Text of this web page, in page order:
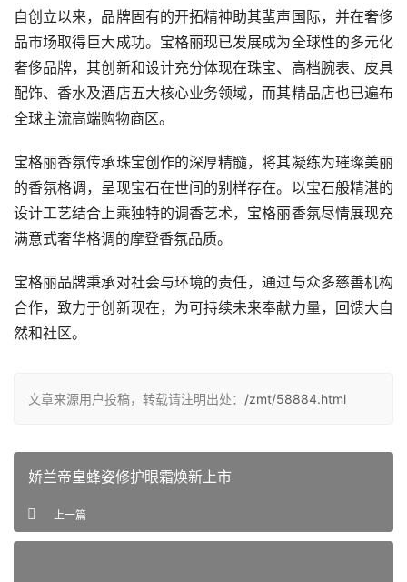
自创立以来，品牌固有的开拓精神助其蜚声国际，并在奢侈
品市场取得巨大成功。宝格丽现已发展成为全球性的多元化
奢侈品牌，其创新和设计充分体现在珠宝、高档腕表、皮具
配饰、香水及酒店五大核心业务领域，而其精品店也已遍布
全球主流高端购物商区。
宝格丽香氛传承珠宝创作的深厚精髓，将其凝练为璀璨美丽
的香氛格调，呈现宝石在世间的别样存在。以宝石般精湛的
设计工艺结合上乘独特的调香艺术，宝格丽香氛尽情展现充
满意式奢华格调的摩登香氛品质。
宝格丽品牌秉承对社会与环境的责任，通过与众多慈善机构
合作，致力于创新现在，为可持续未来奉献力量，回馈大自
然和社区。
文章来源用户投稿，转载请注明出处： /zmt/58884.html
娇兰帝皇蜂姿修护眼霜焕新上市
上一篇